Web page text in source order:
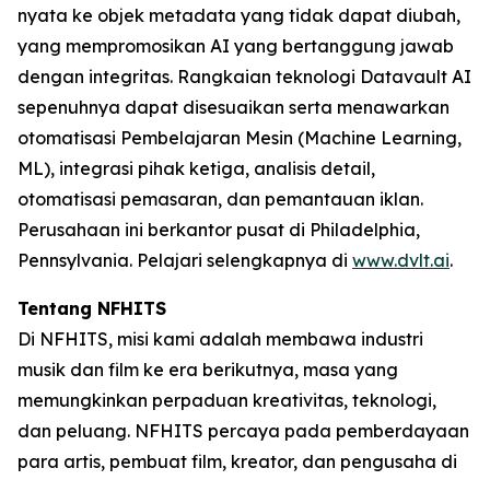
nyata ke objek metadata yang tidak dapat diubah,
yang mempromosikan AI yang bertanggung jawab
dengan integritas. Rangkaian teknologi Datavault AI
sepenuhnya dapat disesuaikan serta menawarkan
otomatisasi Pembelajaran Mesin (Machine Learning,
ML), integrasi pihak ketiga, analisis detail,
otomatisasi pemasaran, dan pemantauan iklan.
Perusahaan ini berkantor pusat di Philadelphia,
Pennsylvania. Pelajari selengkapnya di www.dvlt.ai.
Tentang NFHITS
Di NFHITS, misi kami adalah membawa industri
musik dan film ke era berikutnya, masa yang
memungkinkan perpaduan kreativitas, teknologi,
dan peluang. NFHITS percaya pada pemberdayaan
para artis, pembuat film, kreator, dan pengusaha di